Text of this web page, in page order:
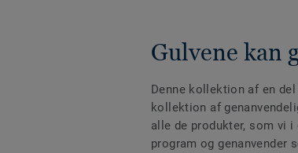
Gulvene kan
Denne kollektion af en
kollektion af
alle de produkter, som vi i
program og genanvender